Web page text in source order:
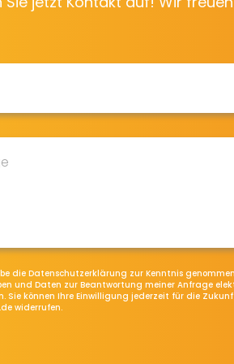
die Datenschutzerklärung zur Kenntnis
und Daten zur Beantwortung meiner Anfrage
Sie können Ihre Einwilligung jederzeit für die
widerrufen.